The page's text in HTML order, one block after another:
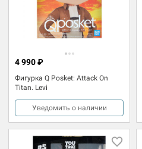
Фигурка Q Posket: Attack On
Titan. Levi
4 990 ₽
Уведомить о наличии